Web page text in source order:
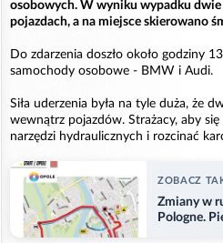
osobowych. W wyniku wypadku dwie
pojazdach, a na miejsce skierowano
Do zdarzenia doszło około godziny
samochody osobowe - BMW i Audi.
Siła uderzenia była na tyle duża, że
wewnątrz pojazdów. Strażacy, aby
narzędzi hydraulicznych i rozcinać
ZOBACZ
Zmiany w
Pologne.